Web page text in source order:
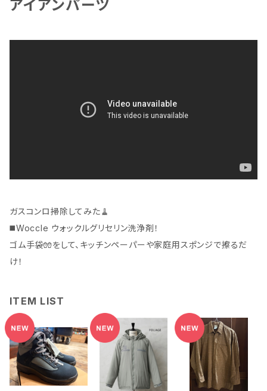
アイアンパーツ
ガスコンロ掃除してみた🧹
◼️Woccle ウォックルグリセリン洗浄剤！
ゴム手袋🧤をして、キッチンペーパーや家庭用スポンジで擦るだ
け！
ITEM LIST